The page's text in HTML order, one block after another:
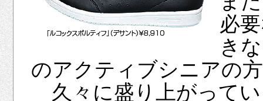
必
き
のアクティブシニアの
久々に盛り上がって